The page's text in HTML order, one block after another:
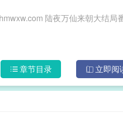
三秒记住本站：鸿蒙文学网 网址：www.hmwxw.com 陆夜万仙来朝
章节目录 立即阅